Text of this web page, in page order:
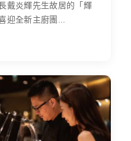
戴炎輝先生故居的「輝
迎全新主廚團...